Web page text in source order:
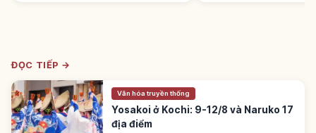
ĐỌC TIẾP →
Văn hóa truyền thống
Yosakoi ở Kochi: 9-12/8 và Naruko 17
địa điểm